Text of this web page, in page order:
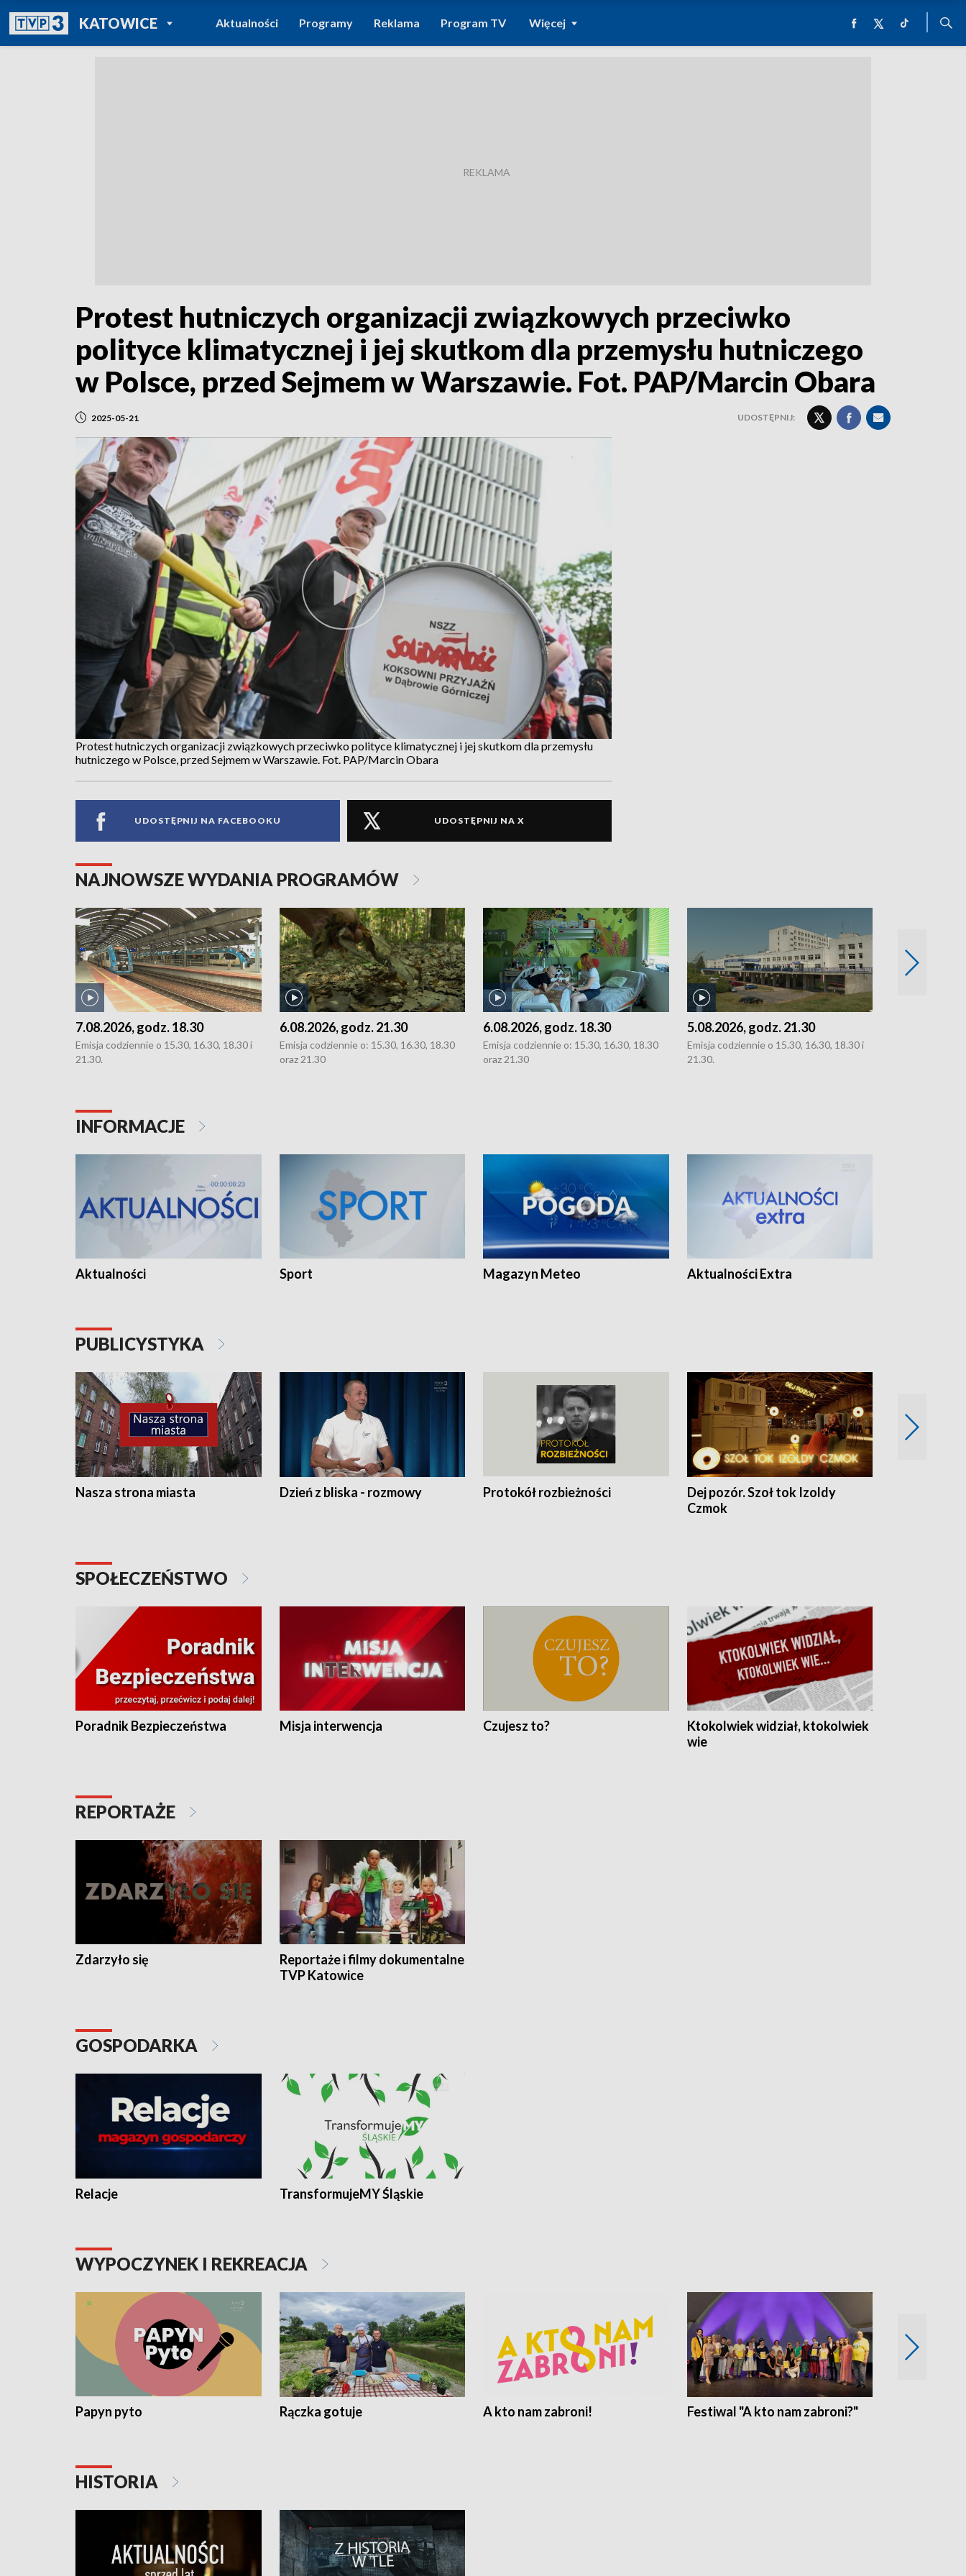
KATOWICEPOWRÓT DO
TVP REGIONY
Aktualności Programy Reklama Program TV Więcej
Protest hutniczych organizacji związkowych przeciwko
polityce klimatycznej i jej skutkom dla przemysłu hutniczego
w Polsce, przed Sejmem w Warszawie. Fot. PAP/Marcin Obara
2025-05-21 UDOSTĘPNIJ:
Protest hutniczych organizacji związkowych przeciwko polityce klimatycznej i jej skutkom dla przemysłu
hutniczego w Polsce, przed Sejmem w Warszawie. Fot. PAP/Marcin Obara
UDOSTĘPNIJ NA FACEBOOKU UDOSTĘPNIJ NA X
NAJNOWSZE WYDANIA PROGRAMÓW
7.08.2026, godz. 18.30
Emisja codziennie o 15.30, 16.30, 18.30 i
21.30.
6.08.2026, godz. 21.30
Emisja codziennie o: 15.30, 16.30, 18.30
oraz 21.30
6.08.2026, godz. 18.30
Emisja codziennie o: 15.30, 16.30, 18.30
oraz 21.30
5.08.2026, godz. 21.30
Emisja codziennie o 15.30, 16.30, 18.30 i
21.30.
INFORMACJE
Aktualności Sport Magazyn Meteo Aktualności Extra
PUBLICYSTYKA
Nasza strona miasta Dzień z bliska - rozmowy Protokół rozbieżności
Dej pozór. Szoł tok Izoldy
Czmok
SPOŁECZEŃSTWO
Poradnik Bezpieczeństwa Misja interwencja Czujesz to?
Ktokolwiek widział, ktokolwiek
wie
REPORTAŻE
Zdarzyło się
Reportaże i filmy dokumentalne
TVP Katowice
GOSPODARKA
Relacje TransformujeMY Śląskie
WYPOCZYNEK I REKREACJA
Papyn pyto Rączka gotuje A kto nam zabroni! Festiwal "A kto nam zabroni?"
HISTORIA